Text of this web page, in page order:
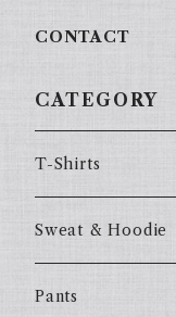
CONTACT
CATEGORY
T-Shirts
57Fake
ALL HOOD
Sweat & Hoodie
57Fake
Pants